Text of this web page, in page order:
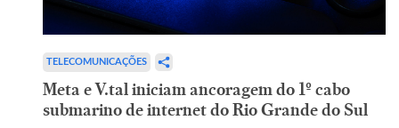
TELECOMUNICAÇÕES
Meta e V.tal iniciam ancoragem do 1º cabo
submarino de internet do Rio Grande do Sul